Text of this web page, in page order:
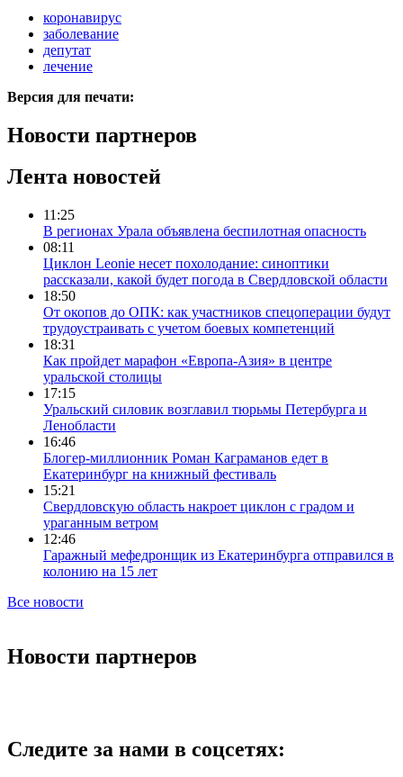
коронавирус
заболевание
депутат
лечение
Версия для печати:
Новости партнеров
Лента новостей
11:25
В регионах Урала объявлена беспилотная опасность
08:11
Циклон Leonie несет похолодание: синоптики
рассказали, какой будет погода в Свердловской области
18:50
От окопов до ОПК: как участников спецоперации будут
трудоустраивать с учетом боевых компетенций
18:31
Как пройдет марафон «Европа-Азия» в центре
уральской столицы
17:15
Уральский силовик возглавил тюрьмы Петербурга и
Ленобласти
16:46
Блогер-миллионник Роман Каграманов едет в
Екатеринбург на книжный фестиваль
15:21
Свердловскую область накроет циклон с градом и
ураганным ветром
12:46
Гаражный мефедронщик из Екатеринбурга отправился в
колонию на 15 лет
Все новости
Новости партнеров
Следите за нами в соцсетях: